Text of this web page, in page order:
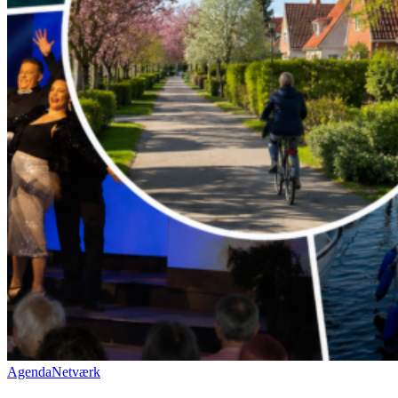
AgendaNetværk